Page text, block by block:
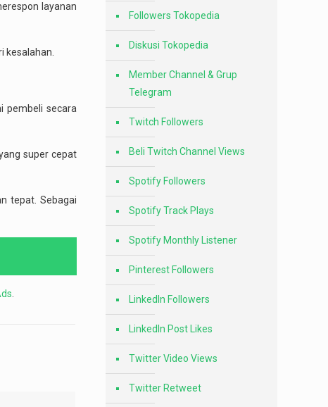
layanan
kesalahan.
pembeli secara
super cepat
tepat. Sebagai
Followers Tokopedia
Diskusi Tokopedia
Member Channel & Grup
Telegram
Twitch Followers
Beli Twitch Channel Views
Spotify Followers
Spotify Track Plays
Spotify Monthly Listener
Pinterest Followers
LinkedIn Followers
LinkedIn Post Likes
Twitter Video Views
Twitter Retweet